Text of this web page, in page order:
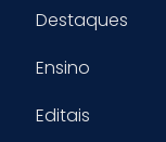
Destaques
Ensino
Editais